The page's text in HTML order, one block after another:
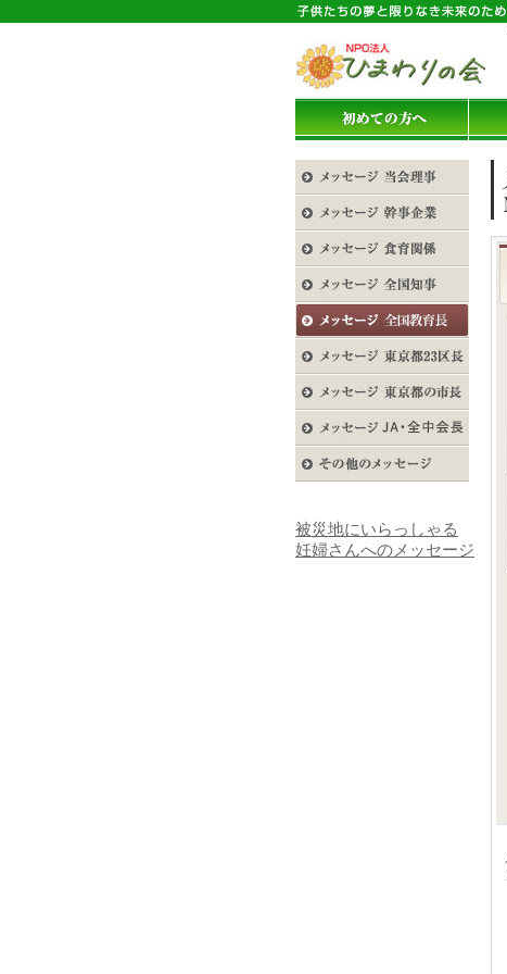
被災地にいらっしゃる
妊婦さんへのメッセージ